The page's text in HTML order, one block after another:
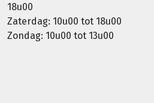
18u00
Zaterdag: 10u00 tot 18u00
Zondag: 10u00 tot 13u00